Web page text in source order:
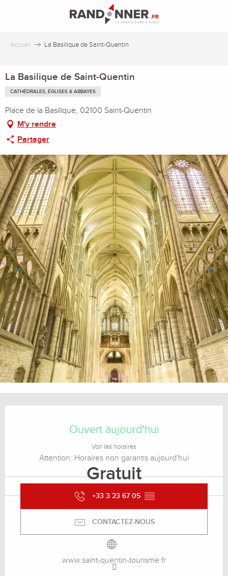
principal
Accueil La Basilique de Saint-Quentin
La Basilique de Saint-Quentin
CATHÉDRALES, ÉGLISES & ABBAYES
Place de la Basilique, 02100 Saint-Quentin
M'y rendre
Partager
Ouvert aujourd'hui
Voir les horaires
Attention: Horaires non garantis aujourd'hui
Gratuit
+33 3 23 67 05 ▒▒
CONTACTEZ-NOUS
www.saint-quentin-tourisme.fr